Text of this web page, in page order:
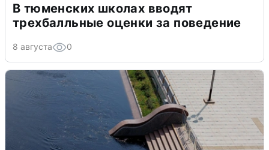
В тюменских школах вводят
трехбалльные оценки за поведение
8 августа 0